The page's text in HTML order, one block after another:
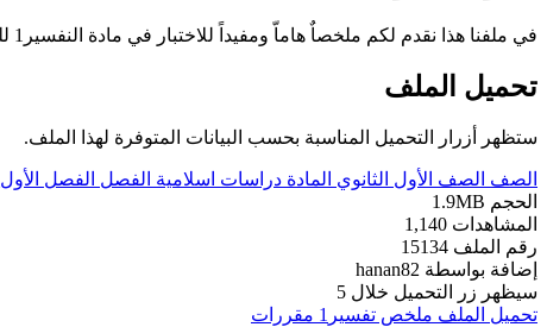
في ملفنا هذا نقدم لكم ملخصاٌ هاماّ ومفيداً للاختبار في مادة النفسير1 للثانوية العامة نظام المقررات للفصل الأول من العام الدراسي 1445ه‍
تحميل الملف
ستظهر أزرار التحميل المناسبة بحسب البيانات المتوفرة لهذا الملف.
الصف الصف الأول الثانوي المادة دراسات اسلامية الفصل الفصل الأول
الحجم 1.9MB
المشاهدات 1,140
رقم الملف 15134
إضافة بواسطة hanan82
سيظهر زر التحميل خلال 5
تحميل الملف ملخص تفسير1 مقررات